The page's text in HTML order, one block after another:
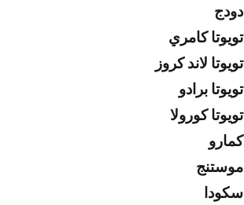
دودج
تويوتا كامري
تويوتا لاند كروز
تويوتا برادو
تويوتا كورولا
كمارو
موستنج
سكودا